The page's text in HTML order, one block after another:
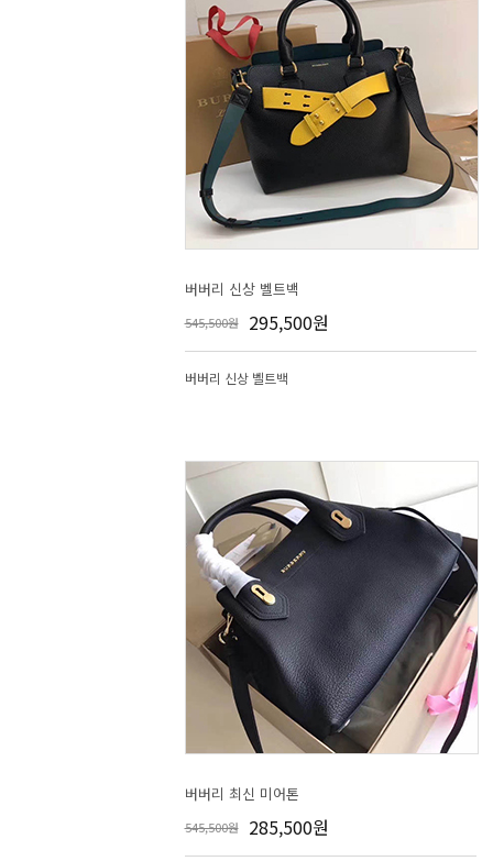
버버리 신상 벨트백
545,500원 295,500원
버버리 신상 벨트백
버버리 최신 미어톤
545,500원 285,500원